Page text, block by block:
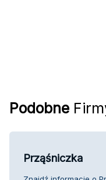
Podobne
Prząśniczka